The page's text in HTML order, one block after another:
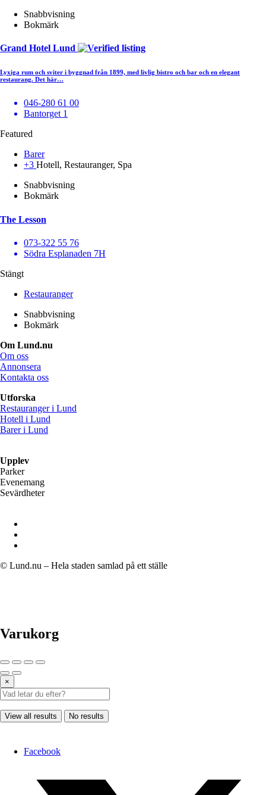
Snabbvisning
Bokmärk
Grand Hotel Lund
Lyxiga rum och sviter i byggnad från 1899, med livlig bistro och bar och en elegant
restaurang. Det här…
046-280 61 00
Bantorget 1
Featured
Barer
+3 Hotell, Restauranger, Spa
Snabbvisning
Bokmärk
The Lesson
073-322 55 76
Södra Esplanaden 7H
Stängt
Restauranger
Snabbvisning
Bokmärk
Om Lund.nu
Om oss
Annonsera
Kontakta oss
Utforska
Restauranger i Lund
Hotell i Lund
Barer i Lund
Upplev
Parker
Evenemang
Sevärdheter
© Lund.nu – Hela staden samlad på ett ställe
Varukorg
×
View all results No results
Facebook